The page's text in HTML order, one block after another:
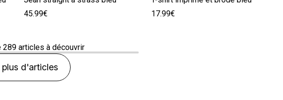
45.99€
17.99€
289 articles à découvrir
plus d'articles